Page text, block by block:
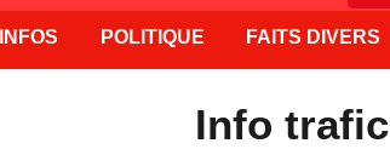
INFOS POLITIQUE FAITS DIVERS
Info trafic